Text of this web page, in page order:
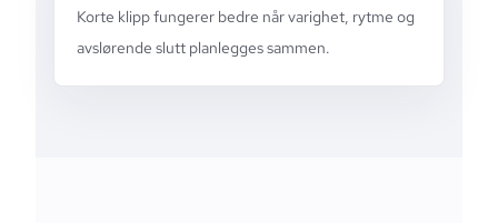
Korte klipp fungerer bedre når varighet, rytme og
avslørende slutt planlegges sammen.